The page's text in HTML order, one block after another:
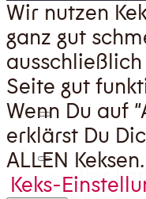
Hier
Wir nutzen
ganz gut
Seite gut
Wenn Du auf
erklärst Du
ALLEN Keksen.
Keks-